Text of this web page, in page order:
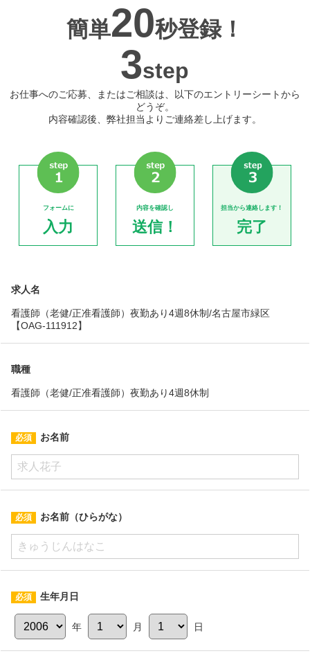
簡単20秒登録！
3step
お仕事へのご応募、またはご相談は、以下のエントリーシートから
どうぞ。
内容確認後、弊社担当よりご連絡差し上げます。
フォームに
入力
内容を確認し
送信！
担当から連絡します！
完了
求人名
看護師（老健/正准看護師）夜勤あり4週8休制/名古屋市緑区
【OAG-111912】
職種
看護師（老健/正准看護師）夜勤あり4週8休制
お名前
お名前（ひらがな）
生年月日
年 月 日